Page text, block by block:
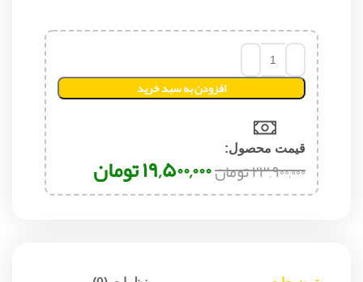
افزودن به سبد خرید
قیمت محصول:​
۲۳,۹۰۰,۰۰۰تومان۱۹,۵۰۰,۰۰۰تومان